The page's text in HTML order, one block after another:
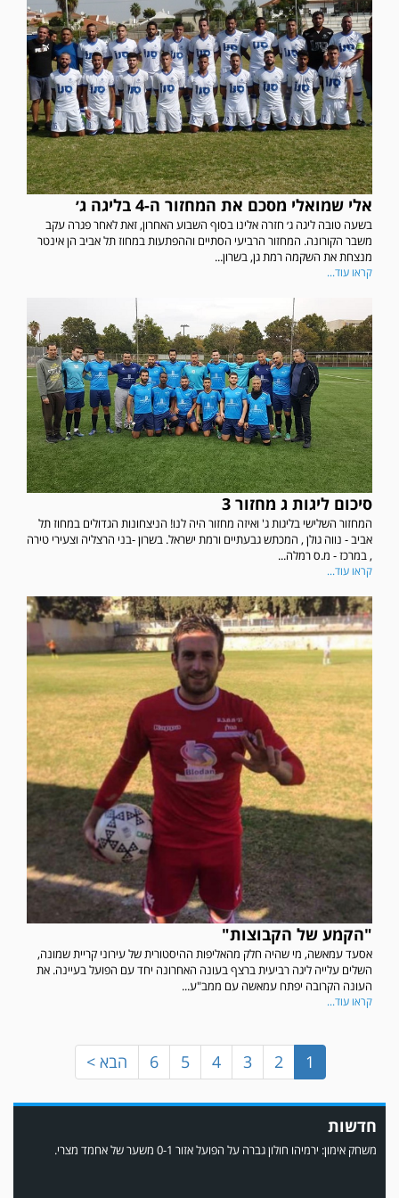
אלי שמואלי מסכם את המחזור ה-4 בליגה ג׳
בשעה טובה ליגה ג׳ חזרה אלינו בסוף השבוע האחרון, זאת לאחר פגרה עקב
משבר הקורונה. המחזור הרביעי הסתיים וההפתעות במחוז תל אביב הן אינטר
מנצחת את השקמה רמת גן, בשרון...
קראו עוד...
סיכום ליגות ג מחזור 3
המחזור השלישי בליגות ג' ואיזה מחזור היה לנו! הניצחונות הגדולים במחוז תל
אביב - נווה גולן , המכתש גבעתיים ורמת ישראל. בשרון -בני הרצליה וצעירי טירה
, במרכז - מ.ס רמלה...
קראו עוד...
"הקמע של הקבוצות"
אסעד עמאשה, מי שהיה חלק מהאליפות ההיסטורית של עירוני קריית שמונה,
השלים עלייה ליגה רביעית ברצף בעונה האחרונה יחד עם הפועל בעיינה. את
העונה הקרובה יפתח עמאשה עם ממב"ע...
קראו עוד...
1
2
3
4
5
6 הבא >
חדשות
במשחק אימון שהתקיים הבוקר יום ה' ניצחה קרית מלאכי את עירוני אשדוד 5-0.
משחק אימון: ירמיהו חולון גברה על הפועל אזור 0-1 משער של אחמד מצרי.